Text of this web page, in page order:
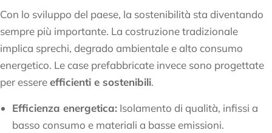
Con lo sviluppo del paese, la sostenibilità sta diventando
sempre più importante. La costruzione tradizionale
implica sprechi, degrado ambientale e alto consumo
energetico. Le case prefabbricate invece sono progettate
per essereefficienti e sostenibili.
Efficienza energetica: Isolamento di qualità, infissi a
basso consumo e materiali a basse emissioni.